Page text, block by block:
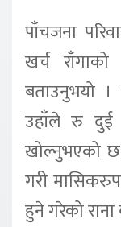
पाँचजना
खर्च
बताउनुभयो
उहाँले रु दुई
खोल्नुभएको छ
गरी
हुने गरेको